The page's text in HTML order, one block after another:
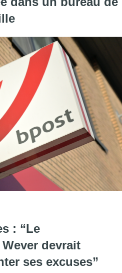
"Une lettre contenant de la
: “Le
devrait
ses excuses”